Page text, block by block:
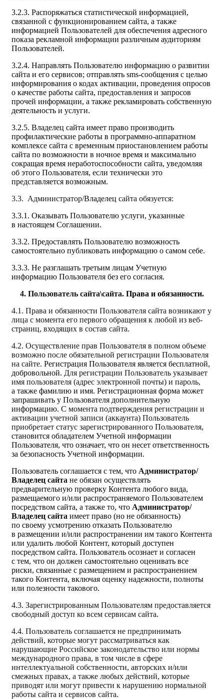
3.2.3. Распоряжаться статистической информацией,
связанной с функционированием сайта, а также
информацией Пользователей для обеспечения адресного
показа рекламной информации различным аудиториям
Пользователей.
3.2.4. Направлять Пользователю информацию о развитии
сайта и его сервисов; отправлять sms-сообщения с целью
информирования о кодах активации, проведения опросов
о качестве работы сайта, предоставления и запросов
прочей информации, а также рекламировать собственную
деятельность и услуги.
3.2.5. Владелец сайта имеет право производить
профилактические работы в программно-аппаратном
комплексе сайта с временным приостановлением работы
сайта по возможности в ночное время и максимально
сокращая время неработоспособности сайта, уведомляя
об этого Пользователя, если технически это
представляется возможным.
3.3. Администратор/Владелец сайта обязуется:
3.3.1. Оказывать Пользователю услуги, указанные
в настоящем Соглашении.
3.3.2. Предоставлять Пользователю возможность
самостоятельно публиковать информацию о самом себе.
3.3.3. Не разглашать третьим лицам Учетную
информацию Пользователя без его согласия.
4. Пользователь сайта\сайта. Права и обязанности.
4.1. Права и обязанности Пользователя сайта возникают у
лица с момента его первого обращения к любой из веб-
страниц, входящих в состав сайта.
4.2. Осуществление прав Пользователя в полном объеме
возможно после обязательной регистрации Пользователя
на сайте. Регистрация Пользователя является бесплатной,
добровольной. Для регистрации Пользователь указывает
имя пользователя (адрес электронной почты) и пароль,
а также фамилию и имя. Регистрационная форма может
запрашивать у Пользователя дополнительную
информацию. С момента подтверждения регистрации и
активации учетной записи (аккаунта) Пользователь
приобретает статус зарегистрированного Пользователя,
становится обладателем Учетной информации
Пользователя, что означает, что он несет ответственность
за безопасность Учетной информации.
Пользователь соглашается с тем, что Администратор/
Владелец сайта не обязан осуществлять
предварительную проверку Контента любого вида,
размещаемого и/или распространяемого Пользователем
посредством сайта, а также то, что Администратор/
Владелец сайта имеет право (но не обязанность)
по своему усмотрению отказать Пользователю
в размещении и/или распространении им такого Контента
или удалить любой Контент, который доступен
посредством сайта. Пользователь осознает и согласен
с тем, что он должен самостоятельно оценивать все
риски, связанные с размещением и распространением
такого Контента, включая оценку надежности, полноты
или полезности такового.
4.3. Зарегистрированным Пользователям предоставляется
свободный доступ ко всем сервисам сайта.
4.4. Пользователь соглашается не предпринимать
действий, которые могут рассматриваться как
нарушающие Российское законодательство или нормы
международного права, в том числе в сфере
интеллектуальной собственности, авторских и/или
смежных правах, а также любых действий, которые
приводят или могут привести к нарушению нормальной
работы сайта и сервисов сайта.